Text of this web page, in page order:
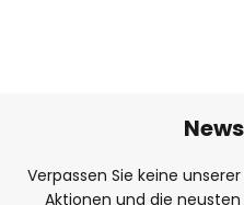
Verpassen Sie keine
Aktionen und die